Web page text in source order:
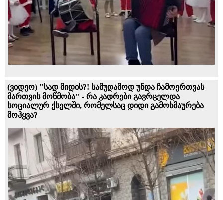
(ვიდეო) "სად მიდის?! სამუდამოდ უნდა ჩამოერთვას
მართვის მოწმობა" - რა კადრები გავრცელდა
სოციალურ ქსელში, რომელსაც დიდი გამოხმაურება
მოჰყვა?